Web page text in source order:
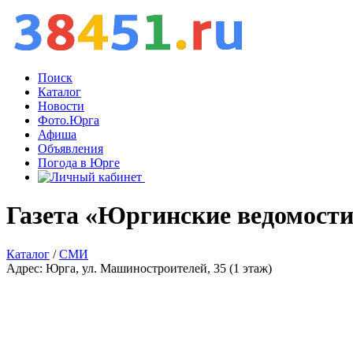
Поиск
Каталог
Новости
Фото.Юрга
Афиша
Объявления
Погода в Юрге
Газета «Юргинские
Каталог /СМИ
Адрес: Юрга, ул. Машиностроителей, 35 (1 этаж)